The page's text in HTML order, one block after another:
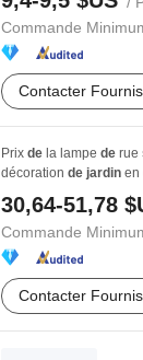
Commande
Contacter
Prix de la lampe de rue
décoration de jardin en
30,64-51,78
Commande
Contacter